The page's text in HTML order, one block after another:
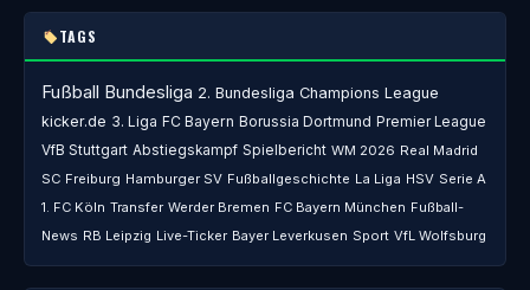
TAGS
Fußball Bundesliga 2. Bundesliga Champions League
kicker.de 3. Liga FC Bayern Borussia Dortmund Premier League
VfB Stuttgart Abstiegskampf Spielbericht WM 2026 Real Madrid
SC Freiburg Hamburger SV Fußballgeschichte La Liga HSV Serie A
1. FC Köln Transfer Werder Bremen FC Bayern München Fußball-
News RB Leipzig Live-Ticker Bayer Leverkusen Sport VfL Wolfsburg